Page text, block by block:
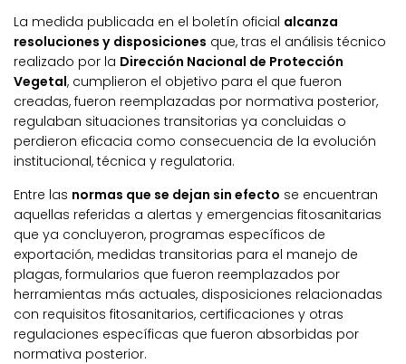
La medida publicada en el boletín oficial alcanza
resoluciones y disposiciones que, tras el análisis técnico
realizado por la Dirección Nacional de Protección
Vegetal, cumplieron el objetivo para el que fueron
creadas, fueron reemplazadas por normativa posterior,
regulaban situaciones transitorias ya concluidas o
perdieron eficacia como consecuencia de la evolución
institucional, técnica y regulatoria.
Entre las normas que se dejan sin efecto se encuentran
aquellas referidas a alertas y emergencias fitosanitarias
que ya concluyeron, programas específicos de
exportación, medidas transitorias para el manejo de
plagas, formularios que fueron reemplazados por
herramientas más actuales, disposiciones relacionadas
con requisitos fitosanitarios, certificaciones y otras
regulaciones específicas que fueron absorbidas por
normativa posterior.